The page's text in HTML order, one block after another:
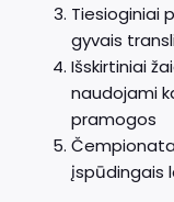
Tiesioginiai
gyvais
Išskirtiniai
naudojami
pramogos
įspūdingais